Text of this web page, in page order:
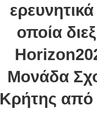
οποία
Μονάδα
Κρήτης από